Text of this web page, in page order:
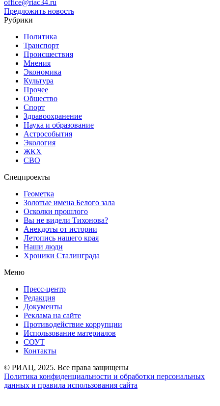
office@riac34.ru
Предложить новость
Рубрики
Политика
Транспорт
Происшествия
Мнения
Экономика
Культура
Прочее
Общество
Спорт
Здравоохранение
Наука и образование
Астрособытия
Экология
ЖКХ
СВО
Спецпроекты
Геометка
Золотые имена Белого зала
Осколки прошлого
Вы не видели Тихонова?
Анекдоты от истории
Летопись нашего края
Наши люди
Хроники Сталинграда
Меню
Пресс-центр
Редакция
Документы
Реклама на сайте
Противодействие коррупции
Использование материалов
СОУТ
Контакты
© РИАЦ, 2025. Все права защищены
Политика конфиденциальности и обработки персональных
данных и правила использования сайта